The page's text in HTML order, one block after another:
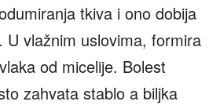
tkiva i ono dobija
U vlažnim uslovima, formira
od micelije. Bolest
zahvata stablo a biljka